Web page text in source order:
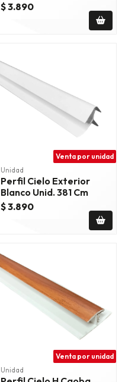
$ 3.890
Venta por unidad
Unidad
Perfil Cielo Exterior
Blanco Unid. 381 Cm
$ 3.890
Venta por unidad
Unidad